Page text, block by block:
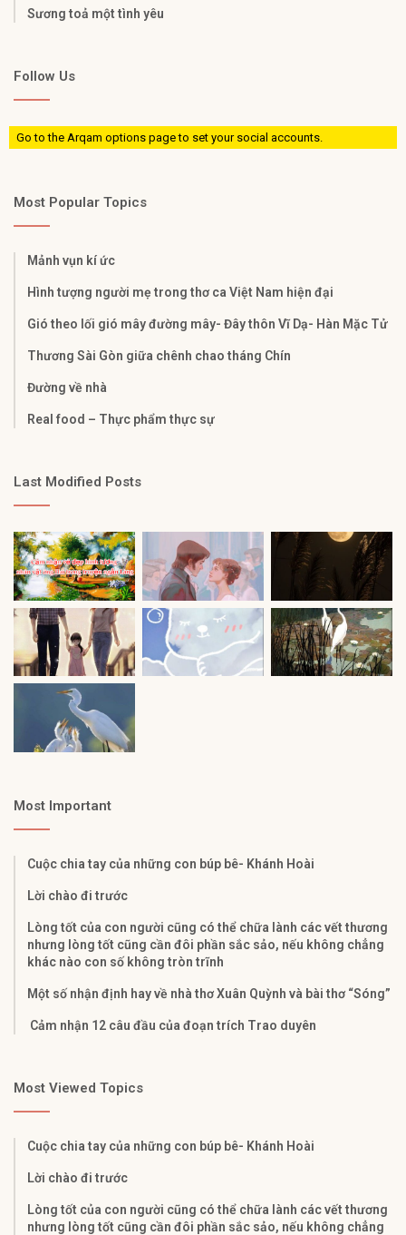
Sương toả một tình yêu
Follow Us
Go to the Arqam options page to set your social accounts.
Most Popular Topics
Mảnh vụn kí ức
Hình tượng người mẹ trong thơ ca Việt Nam hiện đại
Gió theo lối gió mây đường mây- Đây thôn Vĩ Dạ- Hàn Mặc Tử
Thương Sài Gòn giữa chênh chao tháng Chín
Đường về nhà
Real food – Thực phẩm thực sự
Last Modified Posts
Most Important
Cuộc chia tay của những con búp bê- Khánh Hoài
Lời chào đi trước
Lòng tốt của con người cũng có thể chữa lành các vết thương
nhưng lòng tốt cũng cần đôi phần sắc sảo, nếu không chẳng
khác nào con số không tròn trĩnh
Một số nhận định hay về nhà thơ Xuân Quỳnh và bài thơ “Sóng”
Cảm nhận 12 câu đầu của đoạn trích Trao duyên
Most Viewed Topics
Cuộc chia tay của những con búp bê- Khánh Hoài
Lời chào đi trước
Lòng tốt của con người cũng có thể chữa lành các vết thương
nhưng lòng tốt cũng cần đôi phần sắc sảo, nếu không chẳng